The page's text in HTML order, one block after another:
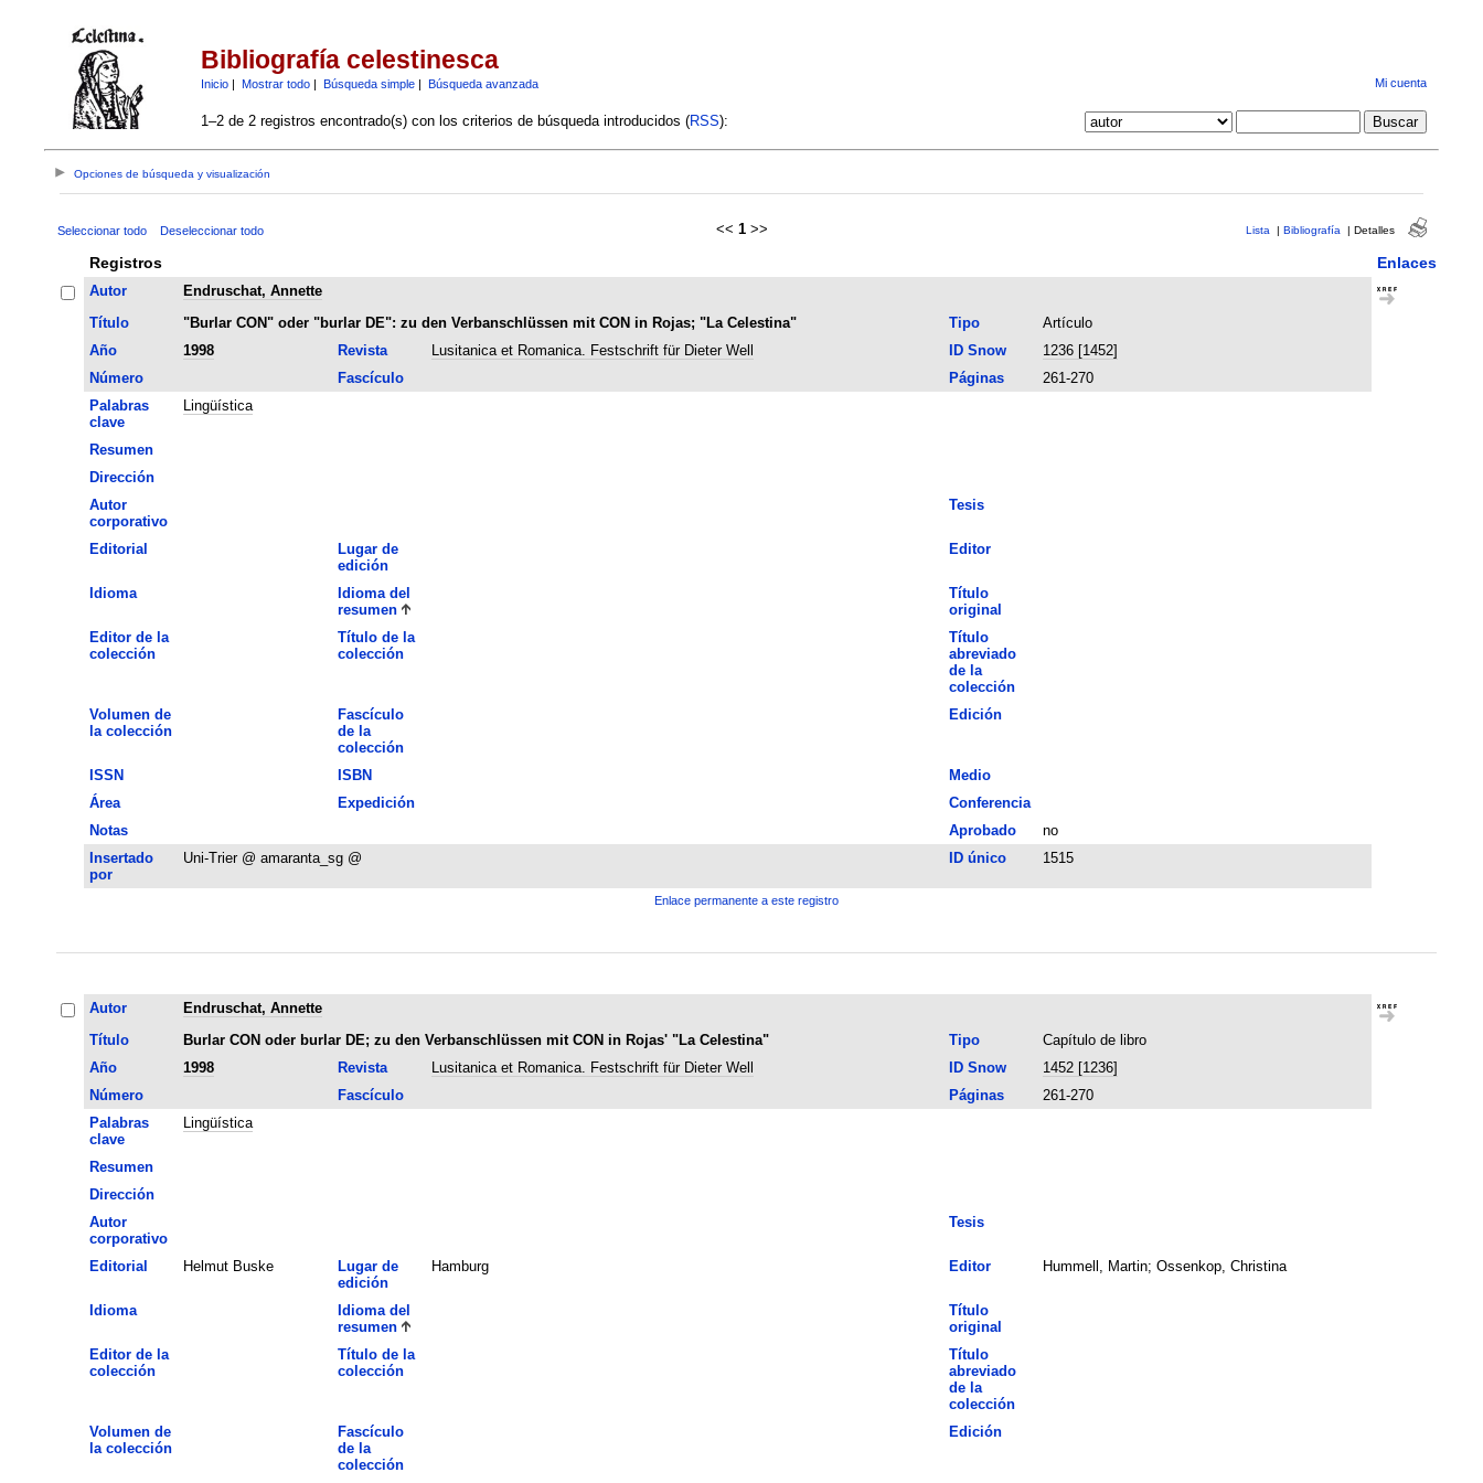
Bibliografía celestinesca
Inicio| Mostrar todo| Búsqueda simple| Búsqueda avanzada Mi cuenta
1–2 de 2 registros encontrado(s) con los criterios de búsqueda introducidos (RSS):
Opciones de búsqueda y visualización
Seleccionar todo Deseleccionar todo << 1 >> Lista | Bibliografía | Detalles
Registros Enlaces
Autor
Endruschat, Annette
Título
"Burlar CON" oder "burlar DE": zu den Verbanschlüssen mit CON in Rojas; "La Celestina" Tipo
Artículo
Año
1998 Revista Lusitanica et Romanica. Festschrift für Dieter Well ID Snow
1236 [1452]
Número
Fascículo Páginas
261-270
Palabras
clave
Lingüística
Resumen
Dirección
Autor
corporativo
Tesis
Editorial
Lugar de
edición
Editor
Idioma
Idioma del
resumen
Título
original
Editor de la
colección
Título de la
colección
Título
abreviado
de la
colección
Volumen de
la colección
Fascículo
de la
colección
Edición
ISSN ISBN
Medio
Área
Expedición
Conferencia
Notas
Aprobado
no
Insertado
por
Uni-Trier @ amaranta_sg @ ID único 1515
Enlace permanente a este registro
Autor
Endruschat, Annette
Título
Burlar CON oder burlar DE; zu den Verbanschlüssen mit CON in Rojas' "La Celestina" Tipo
Capítulo de libro
Año
1998 Revista Lusitanica et Romanica. Festschrift für Dieter Well ID Snow
1452 [1236]
Número
Fascículo Páginas
261-270
Palabras
clave
Lingüística
Resumen
Dirección
Autor
corporativo
Tesis
Editorial Helmut Buske
Lugar de
edición
Hamburg Editor Hummell, Martin; Ossenkop, Christina
Idioma
Idioma del
resumen
Título
original
Editor de la
colección
Título de la
colección
Título
abreviado
de la
colección
Volumen de
la colección
Fascículo
de la
colección
Edición